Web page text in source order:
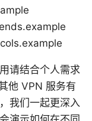
请结合个人需求
他 VPN 服务有
我们一起更深入